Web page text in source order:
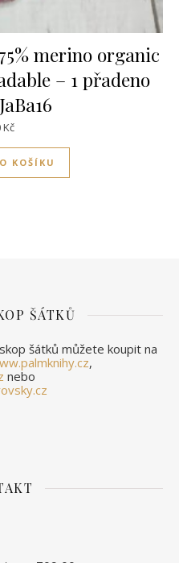
merino organic
– 1 přadeno
Kč
KOŠÍKU
ŠÁTKŮ
šátků můžete koupit na
,
nebo